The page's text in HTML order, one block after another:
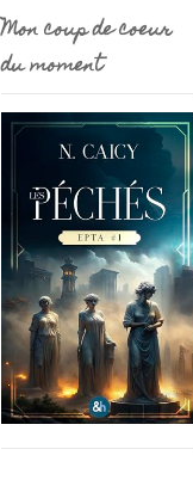
Mon coup de coeur
du moment